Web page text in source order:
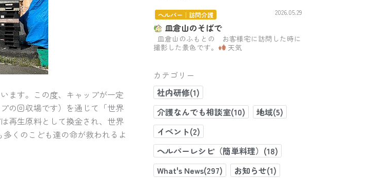
ます。この度、キャップが一定
の回収場です）を通じて「世界
再生原料として換金され、世界
くのこども達の命が救われるよ
ヘルパー｜訪問介護 2026.05.29
皿倉山のそばで
皿倉山のふもとの お客様宅に訪問した時に
撮影した景色です。
天気
カテゴリー
社内研修(1)
介護なんでも相談室(10)
地域(5)
イベント(2)
ヘルパーレシピ（簡単料理）(18)
What's News(297)
お知らせ(1)